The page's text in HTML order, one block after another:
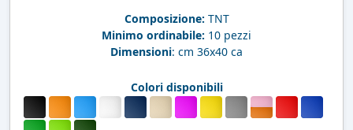
Composizione: TNT
Minimo ordinabile: 10 pezzi
Dimensioni: cm 36x40 ca
Colori disponibili